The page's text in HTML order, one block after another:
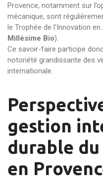
Provence, notamment sur
mécanique, sont
le Trophée de l’Innovation
Millésime Bio).
Ce savoir-faire participe
notoriété grandissante des
internationale.
gestion
durable
en